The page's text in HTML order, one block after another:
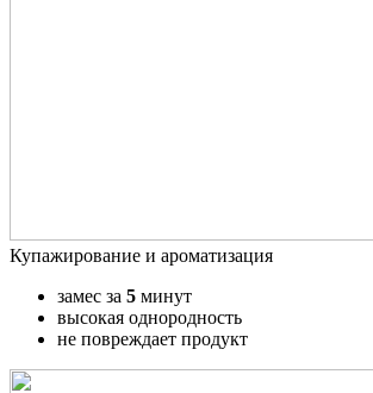
Купажирование и ароматизация
замес за 5 минут
высокая однородность
не повреждает продукт